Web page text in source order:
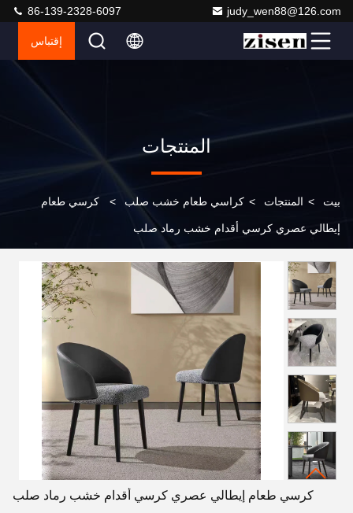
judy_wen88@126.com
86-139-2328-6097
إقتباس
المنتجات
بيت > المنتجات > كراسي طعام خشب صلب > كرسي طعام
إيطالي عصري كرسي أقدام خشب رماد صلب
كرسي طعام إيطالي عصري كرسي أقدام خشب رماد صلب